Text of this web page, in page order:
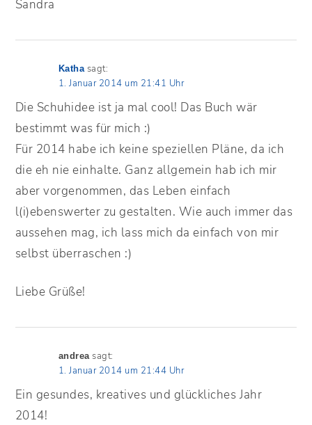
Sandra
Katha sagt:
1. Januar 2014 um 21:41 Uhr
Die Schuhidee ist ja mal cool! Das Buch wär
bestimmt was für mich :)
Für 2014 habe ich keine speziellen Pläne, da ich
die eh nie einhalte. Ganz allgemein hab ich mir
aber vorgenommen, das Leben einfach
l(i)ebenswerter zu gestalten. Wie auch immer das
aussehen mag, ich lass mich da einfach von mir
selbst überraschen :)
Liebe Grüße!
andrea sagt:
1. Januar 2014 um 21:44 Uhr
Ein gesundes, kreatives und glückliches Jahr
2014!